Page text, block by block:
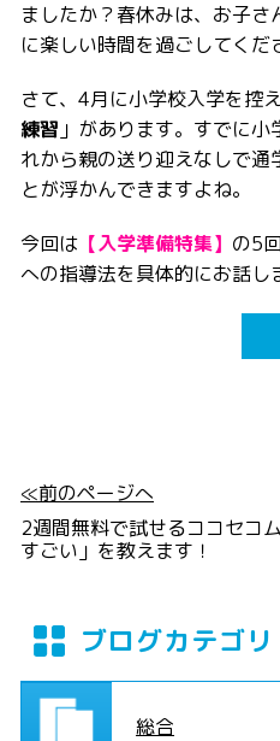
ましたか？春休みは、お子
に楽しい時間を過ごしてくだ
さて、4月に小学校入学を控
練習 」があります。すでに
れから親の送り迎えなしで
とが浮かんできますよね。
今回は 【入学準備特集】 の5
への指導法を具体的にお話し
≪前のページへ
2週間無料で試せるココセコ
すごい」を教えます！
ブログカテゴリ
総合